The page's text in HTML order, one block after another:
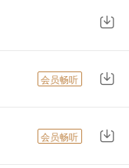
会员畅听
会员畅听